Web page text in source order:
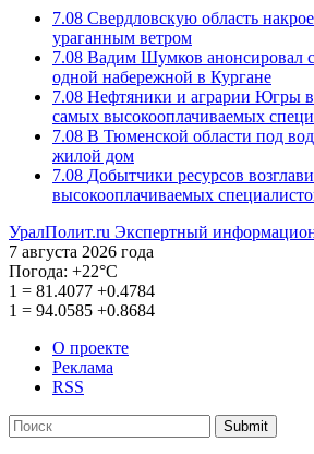
7.08 Свердловскую область
ураганным ветром
7.08 Вадим Шумков анонсировал
одной набережной в Кургане
7.08 Нефтяники и аграрии Югры
самых высокооплачиваемых
7.08 В Тюменской области под
жилой дом
7.08 Добытчики ресурсов
высокооплачиваемых
УралПолит.ru Экспертный
7 августа 2026 года
Погода: +22°С
1 = 81.4077 +0.4784
1 = 94.0585 +0.8684
О проекте
Реклама
RSS
Submit